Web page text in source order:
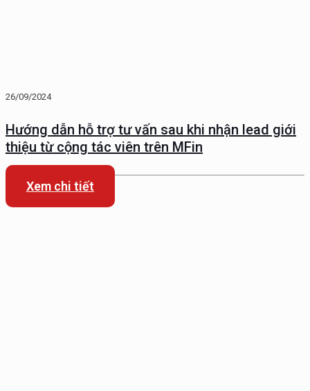
26/09/2024
Hướng dẫn hỗ trợ tư vấn sau khi nhận lead giới
thiệu từ cộng tác viên trên MFin
Xem chi tiết